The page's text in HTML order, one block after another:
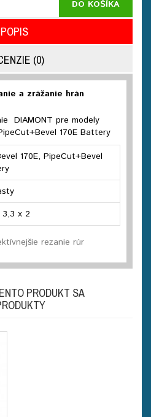
DO KOŠÍKA
POPIS
(0)
a zrážanie hrán
DIAMONT pre modely
170E Battery
170E, PipeCut+Bevel
3,3 x 2
rezanie rúr
PRODUKT SA